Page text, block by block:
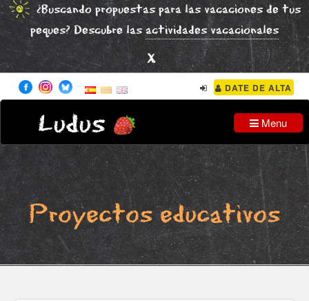
¿Buscando propuestas para las vacaciones de tus
peques? Descubre lasactividades vacacionales
x
DATE DE ALTA
Ludus Menu
Proyectos educativos